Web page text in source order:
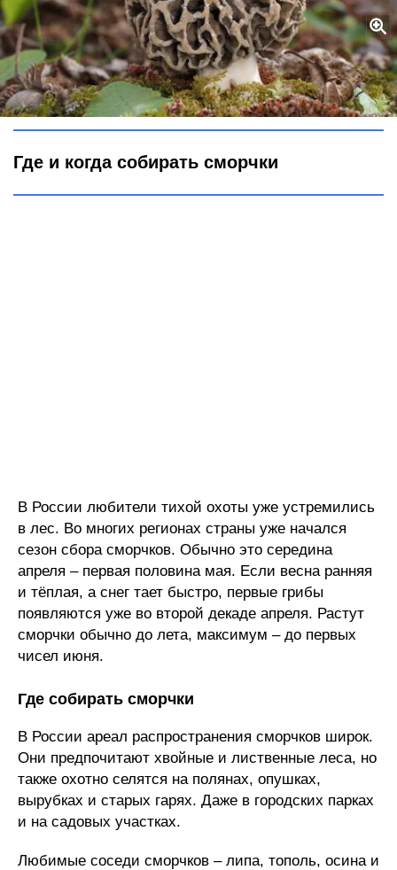
Как потеплело – бегу с корзинкой за сморчками: где искать
весенние грибы и когда сезон
Legion-Media
Где и когда собирать сморчки
В России любители тихой охоты уже устремились
в лес. Во многих регионах страны уже начался
сезон сбора сморчков. Обычно это середина
апреля – первая половина мая. Если весна ранняя
и тёплая, а снег тает быстро, первые грибы
появляются уже во второй декаде апреля. Растут
сморчки обычно до лета, максимум – до первых
чисел июня.
Где собирать сморчки
В России ареал распространения сморчков широк.
Они предпочитают хвойные и лиственные леса, но
также охотно селятся на полянах, опушках,
вырубках и старых гарях. Даже в городских парках
и на садовых участках.
Любимые соседи сморчков – липа, тополь, осина и